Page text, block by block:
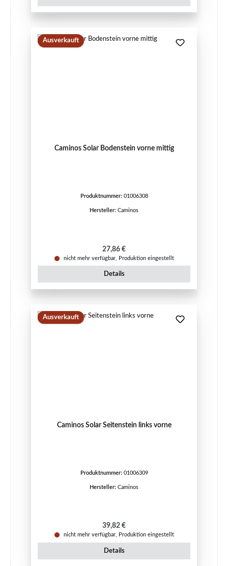
Ausverkauft
Caminos Solar Bodenstein vorne mittig
Produktnummer: 01006308
Hersteller: Caminos
Regulärer Preis:
27,86 €
nicht mehr verfügbar, Produktion eingestellt
Details
Ausverkauft
Caminos Solar Seitenstein links vorne
Produktnummer: 01006309
Hersteller: Caminos
Regulärer Preis:
39,82 €
nicht mehr verfügbar, Produktion eingestellt
Details